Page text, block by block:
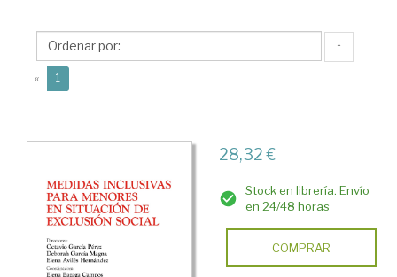
Octavio
↑
« 1
28,32 €
Stock en librería. Envío
en 24/48 horas
COMPRAR